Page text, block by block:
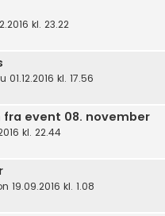
kl. 23.22
01.12.2016 kl. 17.56
event 08. november
kl. 22.44
19.09.2016 kl. 1.08